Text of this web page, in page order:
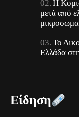
Η
μετά από
Το
Ελλάδα
Είδηση